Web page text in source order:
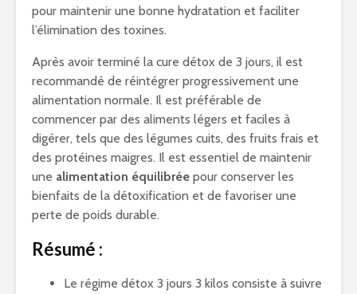
pour maintenir une bonne hydratation et faciliter
l’élimination des toxines.
Après avoir terminé la cure détox de 3 jours, il est
recommandé de réintégrer progressivement une
alimentation normale. Il est préférable de
commencer par des aliments légers et faciles à
digérer, tels que des légumes cuits, des fruits frais et
des protéines maigres. Il est essentiel de maintenir
une alimentation équilibrée pour conserver les
bienfaits de la détoxification et de favoriser une
perte de poids durable.
Résumé :
Le régime détox 3 jours 3 kilos consiste à suivre